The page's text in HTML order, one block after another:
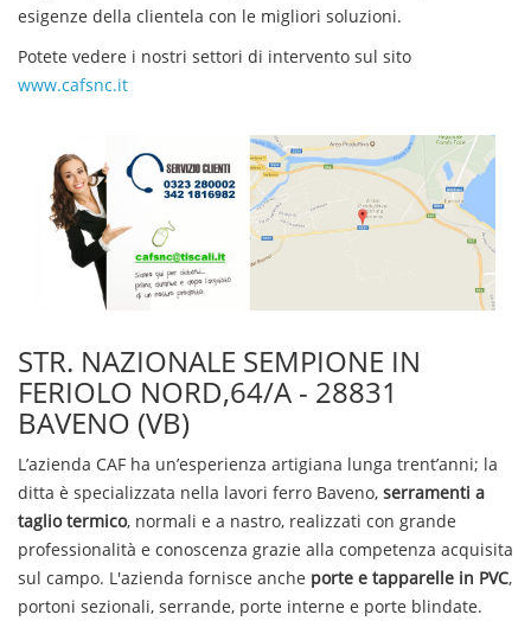
esigenze della clientela con le migliori soluzioni.
Potete vedere i nostri settori di intervento sul sito
www.cafsnc.it
STR. NAZIONALE SEMPIONE IN
FERIOLO NORD,64/A - 28831
BAVENO (VB)
L’azienda CAF ha un’esperienza artigiana lunga trent’anni; la
ditta è specializzata nella lavori ferro Baveno, serramenti a
taglio termico, normali e a nastro, realizzati con grande
professionalità e conoscenza grazie alla competenza acquisita
sul campo. L'azienda fornisce anche porte e tapparelle in PVC,
portoni sezionali, serrande, porte interne e porte blindate.